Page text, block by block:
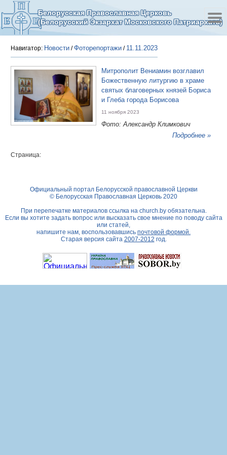
Белорусская Православная Церковь
(Белорусский Экзархат Московского Патриархата)
Навигатор: Новости /Фоторепортажи / 11.11.2023
Митрополит Вениамин возглавил
Божественную литургию в храме
святых благоверных князей Бориса
и Глеба города Борисова
11 ноября 2023
Фото: Александр Климкович
Подробнее »
Страница:
Официальный портал Белорусской православной Церкви
© Белорусская Православная Церковь 2020
При перепечатке материалов ссылка на church.byобязательна.
Если вы хотите задать вопрос или высказать свое мнение по поводу сайта
или статей,
напишите нам, воспользовавшись почтовой формой.
Старая версия сайта 2007-2012 год.